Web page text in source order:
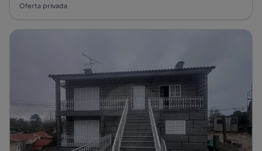
Oferta privada